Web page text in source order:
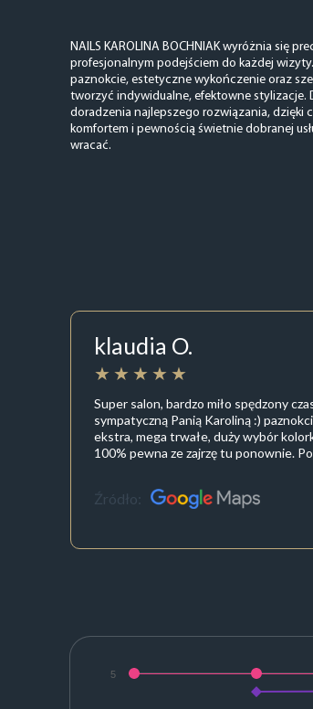
NAILS KAROLINA BOCHNIAK wyróżnia się
profesjonalnym podejściem do każdej
paznokcie, estetyczne wykończenie oraz
tworzyć indywidualne, efektowne stylizacje.
doradzenia najlepszego rozwiązania, dzięki
komfortem i pewnością świetnie dobranej
wracać.
klaudia O.
Super salon, bardzo miło spędzony
sympatyczną Panią Karoliną :)
ekstra, mega trwałe, duży wybór
100% pewna ze zajrzę tu ponownie.
Źródło:
5